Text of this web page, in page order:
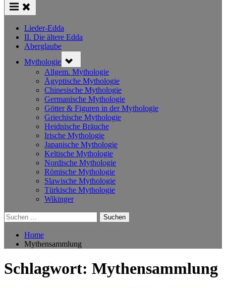
Lieder-Edda
II. Die ältere Edda
Aberglaube
Mythologie sub-
menu
Allgem. Mythologie
Ägyptische Mythologie
Chinesische Mythologie
Germanische Mythologie
Götter & Figuren in der Mythologie
Griechische Mythologie
Heidnische Bräuche
Irische Mythologie
Japanische Mythologie
Keltische Mythologie
Nordische Mythologie
Römische Mythologie
Slawische Mythologie
Türkische Mythologie
Wikinger
Suchen
nach:
Home
Mythensammlung
Schlagwort: Mythensammlung